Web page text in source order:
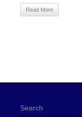
Read More
Search